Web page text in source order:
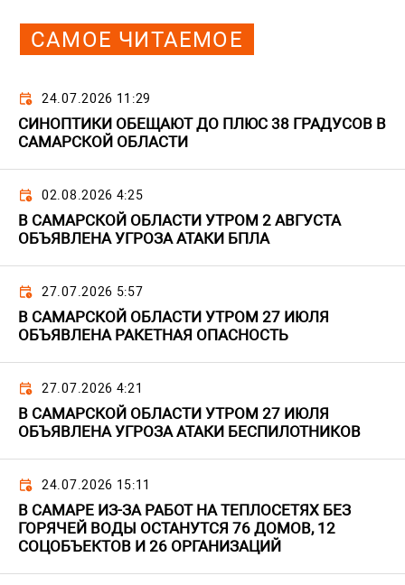
САМОЕ ЧИТАЕМОЕ
24.07.2026 11:29
СИНОПТИКИ ОБЕЩАЮТ ДО ПЛЮС 38 ГРАДУСОВ В
САМАРСКОЙ ОБЛАСТИ
02.08.2026 4:25
В САМАРСКОЙ ОБЛАСТИ УТРОМ 2 АВГУСТА
ОБЪЯВЛЕНА УГРОЗА АТАКИ БПЛА
27.07.2026 5:57
В САМАРСКОЙ ОБЛАСТИ УТРОМ 27 ИЮЛЯ
ОБЪЯВЛЕНА РАКЕТНАЯ ОПАСНОСТЬ
27.07.2026 4:21
В САМАРСКОЙ ОБЛАСТИ УТРОМ 27 ИЮЛЯ
ОБЪЯВЛЕНА УГРОЗА АТАКИ БЕСПИЛОТНИКОВ
24.07.2026 15:11
В САМАРЕ ИЗ-ЗА РАБОТ НА ТЕПЛОСЕТЯХ БЕЗ
ГОРЯЧЕЙ ВОДЫ ОСТАНУТСЯ 76 ДОМОВ, 12
СОЦОБЪЕКТОВ И 26 ОРГАНИЗАЦИЙ